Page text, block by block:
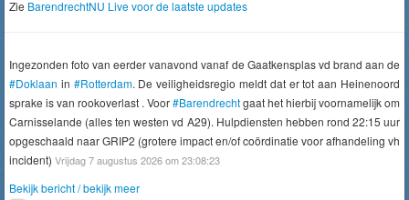
Zie BarendrechtNU Live voor de laatste updates
Ingezonden foto van eerder vanavond vanaf de Gaatkensplas vd brand aan de
#Doklaan in #Rotterdam. De veiligheidsregio meldt dat er tot aan Heinenoord
sprake is van rookoverlast . Voor#Barendrechtgaat het hierbij voornamelijk om
Carnisselande (alles ten westen vd A29). Hulpdiensten hebben rond 22:15 uur
opgeschaald naar GRIP2 (grotere impact en/of coördinatie voor afhandeling vh
incident) Vrijdag 7 augustus 2026 om 23:08:23
Bekijk bericht / bekijk meer